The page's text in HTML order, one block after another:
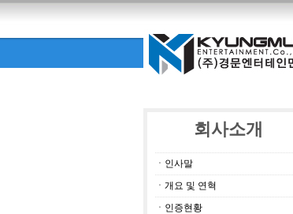
회사소개
ㆍ 인사말
ㆍ 개요 및 연혁
ㆍ 인증현황